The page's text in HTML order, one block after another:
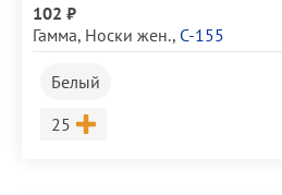
102 ₽
Гамма, Носки жен., С-155
Белый
Размер
25